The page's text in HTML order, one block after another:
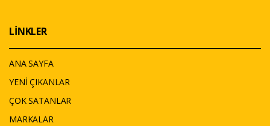
LİNKLER
ANA SAYFA
YENİ ÇIKANLAR
ÇOK SATANLAR
MARKALAR